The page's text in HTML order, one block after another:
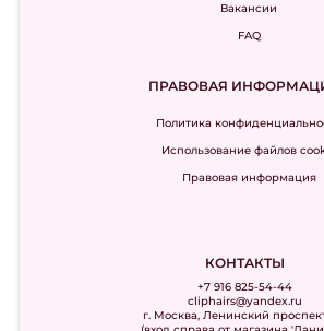
Вакансии
FAQ
ПРАВОВАЯ
Политика
Использование файлов
Правовая информация
КОНТАКТЫ
+7 916 825-54-44
cliphairs@yandex.ru
г. Москва, Ленинский